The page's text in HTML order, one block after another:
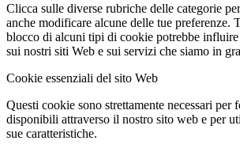
Clicca sulle diverse rubriche delle categorie
anche modificare alcune delle tue preferenze.
blocco di alcuni tipi di cookie potrebbe influire
sui nostri siti Web e sui servizi che siamo in
Cookie essenziali del sito Web
Questi cookie sono strettamente necessari per
disponibili attraverso il nostro sito web e per
sue caratteristiche.